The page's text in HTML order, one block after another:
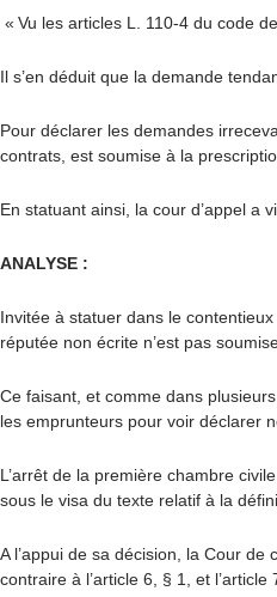
« Vu les articles L. 110-4 du code
Il s’en déduit que la demande
Pour déclarer les demandes
contrats, est soumise à la
En statuant ainsi, la cour d’appel a
ANALYSE :
Invitée à statuer dans le
réputée non écrite n’est pas
Ce faisant, et comme dans
les emprunteurs pour voir déclarer
L’arrêt de la première chambre
sous le visa du texte relatif à la
A l’appui de sa décision, la Cour de
contraire à l’article 6, § 1, et